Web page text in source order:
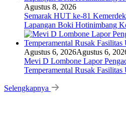
Agustus 8, 2026
Semarak HUT ke-81
Lapangan Boki Hotinimbang
Agustus 6, 2026Agustus 6,
Mevi D Lombone Lapor
Temperamental Rusak Fasilitas
Selengkapnya